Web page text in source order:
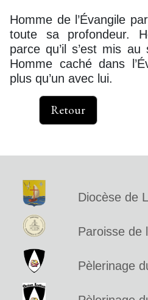
Homme de l’Évangile
toute sa profondeur.
parce qu’il s’est mis au
Homme caché dans
plus qu’un avec lui.
Retour
Diocèse de
Paroisse de
Pèlerinage